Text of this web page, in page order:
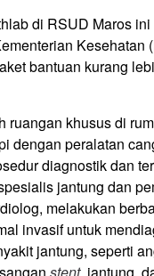
di RSUD Maros
Kesehatan
bantuan kurang
ruangan khusus di
dengan peralatan
diagnostik dan
jantung dan
melakukan
invasif untuk
jantung, seperti